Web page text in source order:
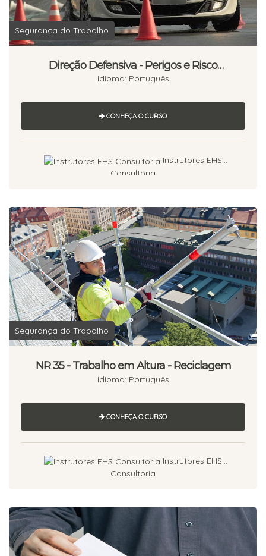
Segurança do Trabalho
Direção Defensiva - Perigos e Risco
(Prevenção de Acidentes)
Idioma: Português
CONHEÇA O CURSO
Instrutores EHS
Consultoria
Segurança do Trabalho
NR 35 - Trabalho em Altura - Reciclagem
Idioma: Português
CONHEÇA O CURSO
Instrutores EHS
Consultoria